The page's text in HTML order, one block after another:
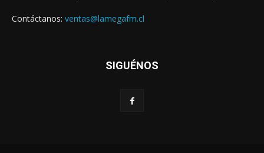
Contáctanos: ventas@lamegafm.cl
SIGUÉNOS